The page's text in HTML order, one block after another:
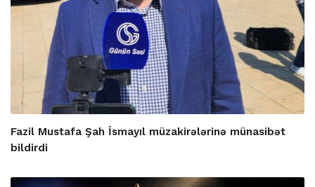
Fazil Mustafa Şah İsmayıl müzakirələrinə münasibət
bildirdi